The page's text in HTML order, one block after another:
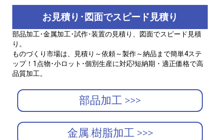
お見積り･図面でスピード見積り
部品加工･金属加工･試作･装置の見積り、図面でスピード見積
り。
ものづくり市場は、見積り～依頼～製作～納品まで簡単4ステ
ップ！1点物･小ロット･個別生産に対応!短納期・適正価格で高
品質加工。
部品加工 >>>
金属.樹脂加工 >>>